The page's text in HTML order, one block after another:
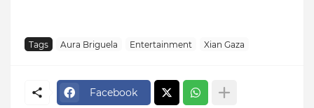
Tags Aura Briguela Entertainment Xian Gaza
Facebook